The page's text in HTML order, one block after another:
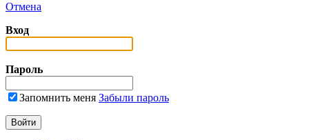
Отмена
Вход
Пароль
Запомнить меня Забыли пароль